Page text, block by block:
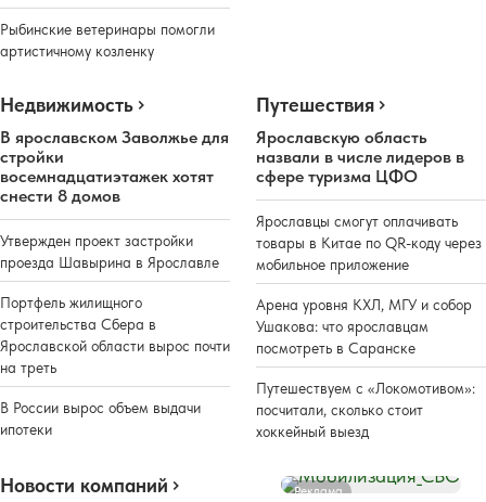
Рыбинские ветеринары помогли
артистичному козленку
Недвижимость
В ярославском Заволжье для
стройки
восемнадцатиэтажек хотят
снести 8 домов
Утвержден проект застройки
проезда Шавырина в Ярославле
Портфель жилищного
строительства Сбера в
Ярославской области вырос почти
на треть
В России вырос объем выдачи
ипотеки
Путешествия
Ярославскую область
назвали в числе лидеров в
сфере туризма ЦФО
Ярославцы смогут оплачивать
товары в Китае по QR-коду через
мобильное приложение
Арена уровня КХЛ, МГУ и собор
Ушакова: что ярославцам
посмотреть в Саранске
Путешествуем с «Локомотивом»:
посчитали, сколько стоит
хоккейный выезд
Новости компаний Реклама